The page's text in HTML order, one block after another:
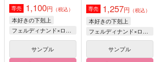
専売 1,100円 （税込）
本好きの下剋上
フェルディナンド×ローゼマイン
サンプル
専売 1,257円 （税込）
本好きの下剋上
フェルディナンド×ローゼマイン
サンプル